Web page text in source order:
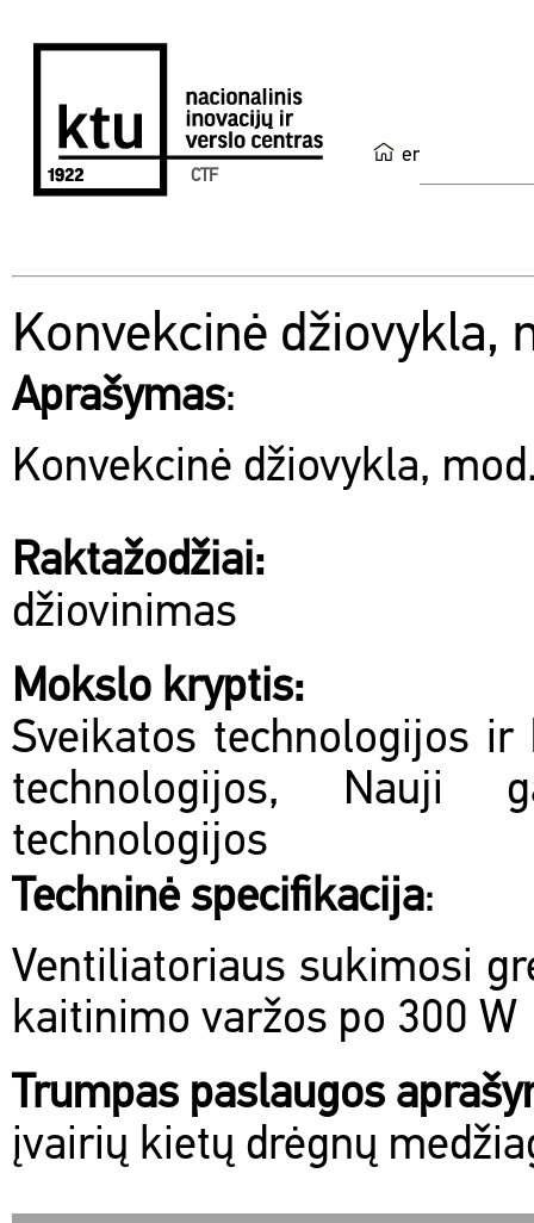
en
CTF
Konvekcinė džiovykla,
Aprašymas:
Konvekcinė džiovykla,
Raktažodžiai:
džiovinimas
Mokslo kryptis:
Sveikatos technologijos
technologijos, Nauji
technologijos
Techninė specifikacija:
Ventiliatoriaus sukimosi
kaitinimo varžos po 300 W
Trumpas paslaugos
įvairių kietų drėgnų